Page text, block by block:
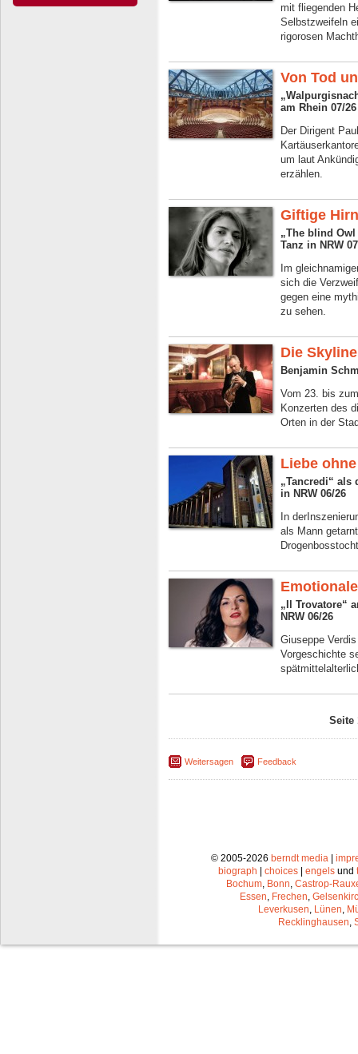
mit fliegenden
Selbstzweifeln
rigorosen
Von Tod
am Rhein 07/26
Der Dirigent
um laut
erzählen.
Giftige
„The blind
Tanz in NRW
Im
sich die
gegen eine
zu sehen.
Die
Benjamin
Vom 23. bis
Konzerten des
Orten in der
Liebe
„Tancredi“ als
in NRW 06/26
In
als Mann
„Il Trovatore“
NRW 06/26
Giuseppe
Vorgeschichte
Seite
Weitersagen Feedback
© 2005-2026 berndt media|
biograph
choices engels und
Bochum, Bonn, Castrop-
Essen, Frechen,
Leverkusen, Lünen,
Recklinghausen,